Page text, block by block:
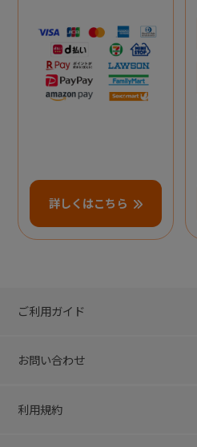
詳しくはこちら
ご利用ガイド
お問い合わせ
利用規約